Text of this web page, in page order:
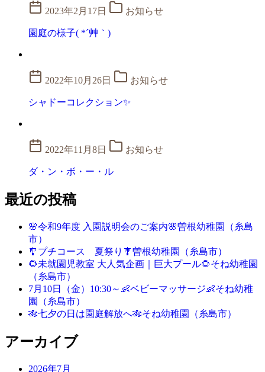
2023年2月17日 お知らせ
園庭の様子( *´艸｀)
2022年10月26日 お知らせ
シャドーコレクション✨
2022年11月8日 お知らせ
ダ・ン・ボ・ー・ル
最近の投稿
🌸令和9年度 入園説明会のご案内🌸曽根幼稚園（糸島
市）
🎐プチコース 夏祭り🎐曽根幼稚園（糸島市）
🌻未就園児教室 大人気企画｜巨大プール🌻そね幼稚園
（糸島市）
7月10日（金）10:30～👶ベビーマッサージ👶そね幼稚
園（糸島市）
🎋七夕の日は園庭解放へ🎋そね幼稚園（糸島市）
アーカイブ
2026年7月